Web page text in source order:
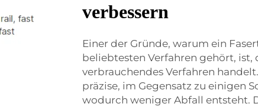
verbessern
Einer der Gründe, warum ein
beliebtesten Verfahren gehört, ist,
verbrauchendes Verfahren
präzise, im Gegensatz zu einigen
wodurch weniger Abfall entsteht.